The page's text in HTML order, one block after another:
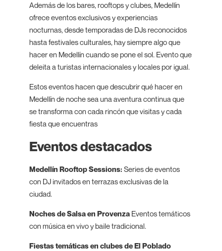
Además de los bares, rooftops y clubes, Medellín
ofrece eventos exclusivos y experiencias
nocturnas, desde temporadas de DJs reconocidos
hasta festivales culturales, hay siempre algo que
hacer en Medellín cuando se pone el sol. Evento que
deleita a turistas internacionales y locales por igual.
Estos eventos hacen que descubrir qué hacer en
Medellín de noche sea una aventura continua que
se transforma con cada rincón que visitas y cada
fiesta que encuentras
Eventos destacados
Medellín Rooftop Sessions: Series de eventos
con DJ invitados en terrazas exclusivas de la
ciudad.
Noches de Salsa en Provenza Eventos temáticos
con música en vivo y baile tradicional.
Fiestas temáticas en clubes de El Poblado